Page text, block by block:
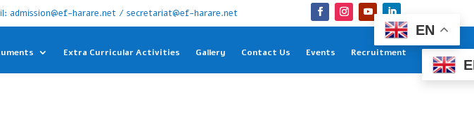
harare.net / secretariat@ef-harare.net
Extra Curricular Activities Gallery Contact Us Events Recruitment
EN